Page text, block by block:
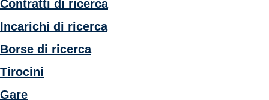
Contratti di ricerca
Incarichi di ricerca
Borse di ricerca
Tirocini
Gare